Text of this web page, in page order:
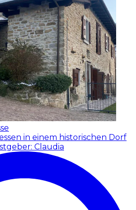
in einem historischen Dorf
Claudia